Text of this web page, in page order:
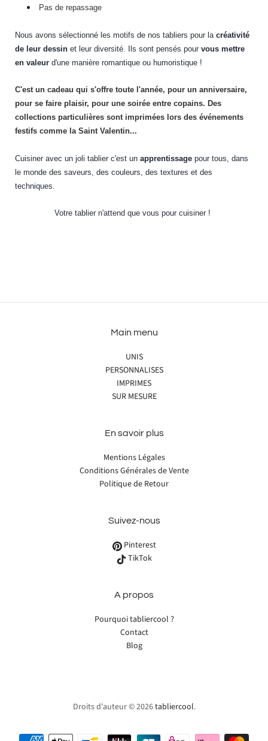
Pas de repassage
Nous avons sélectionné les motifs de nos tabliers pour la créativité
de leur dessin et leur diversité. Ils sont pensés pour vous mettre
en valeur d'une manière romantique ou humoristique !
C'est un cadeau qui s'offre toute l'année, pour un anniversaire,
pour se faire plaisir, pour une soirée entre copains. Des
collections particulières sont imprimées lors des événements
festifs comme la Saint Valentin...
Cuisiner avec un joli tablier c'est un apprentissage pour tous, dans
le monde des saveurs, des couleurs, des textures et des
techniques.
Votre tablier n'attend que vous pour cuisiner !
Main menu
UNIS
PERSONNALISES
IMPRIMES
SUR MESURE
En savoir plus
Mentions Légales
Conditions Générales de Vente
Politique de Retour
Suivez-nous
Pinterest
TikTok
A propos
Pourquoi tabliercool ?
Contact
Blog
Droits d'auteur © 2026tabliercool.